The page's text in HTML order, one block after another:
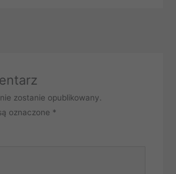
zostanie opublikowany.
oznaczone *